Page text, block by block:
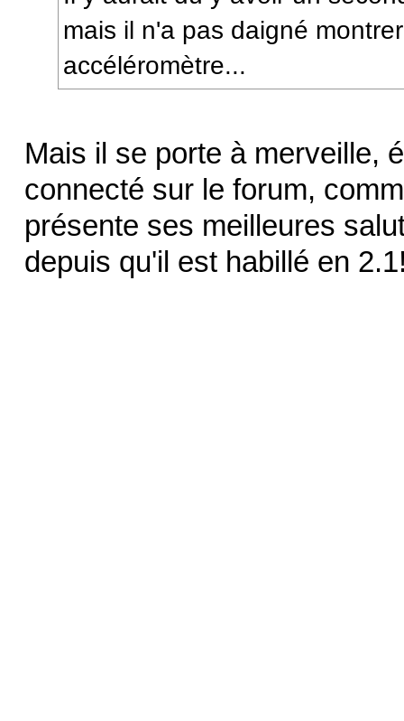
mais il n'a pas daigné
accéléromètre...
Mais il se porte à merveille,
connecté sur le forum,
présente ses meilleures
depuis qu'il est habillé en